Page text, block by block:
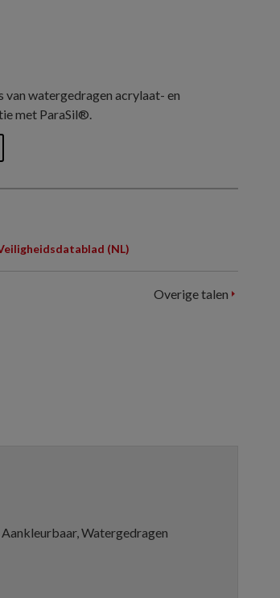
van watergedragen acrylaat- en
met ParaSil®.
(NL)
Overige talen
Watergedragen